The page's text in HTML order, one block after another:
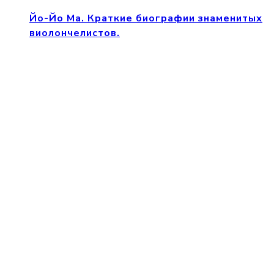
Йо-Йо Ма. Краткие биографии знаменитых
виолончелистов.